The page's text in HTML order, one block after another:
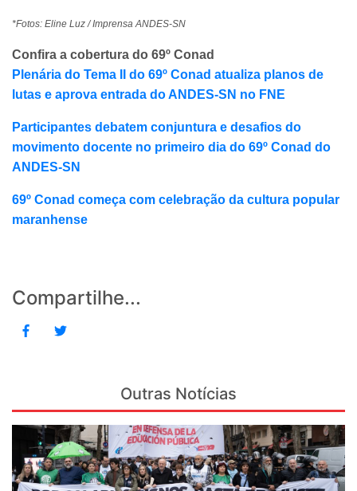
*Fotos: Eline Luz / Imprensa ANDES-SN
Confira a cobertura do 69º Conad
Plenária do Tema II do 69º Conad atualiza planos de
lutas e aprova entrada do ANDES-SN no FNE
Participantes debatem conjuntura e desafios do
movimento docente no primeiro dia do 69º Conad do
ANDES-SN
69º Conad começa com celebração da cultura popular
maranhense
Compartilhe...
Outras Notícias